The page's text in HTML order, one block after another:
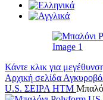
Κάντε κλικ για
Αρχική σελίδα
U.S. ΣΕΙΡΑ HTM